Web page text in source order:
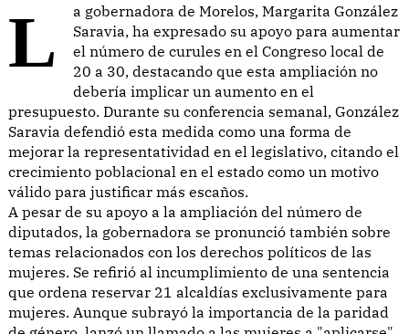
La gobernadora de Morelos, Margarita González
Saravia, ha expresado su apoyo para aumentar
el número de curules en el Congreso local de
20 a 30, destacando que esta ampliación no
debería implicar un aumento en el
presupuesto. Durante su conferencia semanal, González
Saravia defendió esta medida como una forma de
mejorar la representatividad en el legislativo, citando el
crecimiento poblacional en el estado como un motivo
válido para justificar más escaños.
A pesar de su apoyo a la ampliación del número de
diputados, la gobernadora se pronunció también sobre
temas relacionados con los derechos políticos de las
mujeres. Se refirió al incumplimiento de una sentencia
que ordena reservar 21 alcaldías exclusivamente para
mujeres. Aunque subrayó la importancia de la paridad